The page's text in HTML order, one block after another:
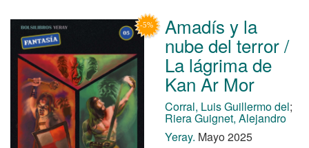
Amadís y la
nube del terror /
La lágrima de
Kan Ar Mor
Corral, Luis Guillermo del;
Riera Guignet, Alejandro
Yeray. Mayo 2025